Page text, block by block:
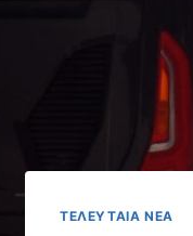
ΤΕΛΕΥΤΑΊΑ ΝΈΑ